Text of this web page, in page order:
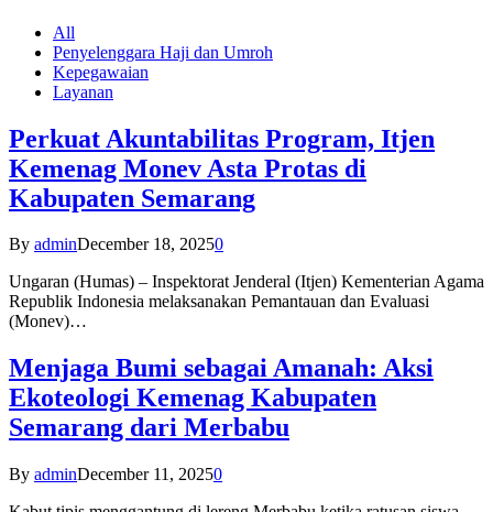
All
Penyelenggara Haji dan Umroh
Kepegawaian
Layanan
Perkuat Akuntabilitas Program, Itjen
Kemenag Monev Asta Protas di
Kabupaten Semarang
By adminDecember 18, 20250
Ungaran (Humas) – Inspektorat Jenderal (Itjen) Kementerian Agama
Republik Indonesia melaksanakan Pemantauan dan Evaluasi
(Monev)…
Menjaga Bumi sebagai Amanah: Aksi
Ekoteologi Kemenag Kabupaten
Semarang dari Merbabu
By adminDecember 11, 20250